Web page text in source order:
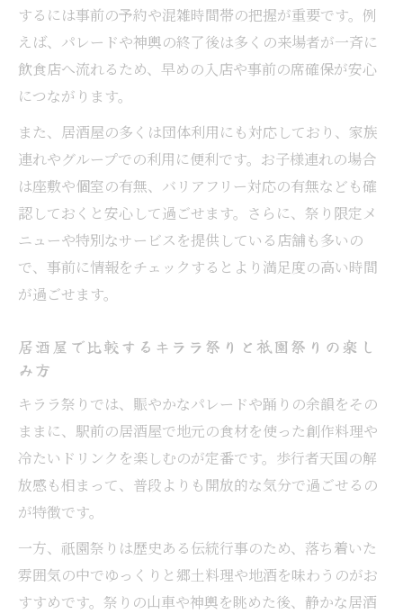
するには事前の予約や混雑時間帯の把握が重要です。例
えば、パレードや神輿の終了後は多くの来場者が一斉に
飲食店へ流れるため、早めの入店や事前の席確保が安心
につながります。
また、居酒屋の多くは団体利用にも対応しており、家族
連れやグループでの利用に便利です。お子様連れの場合
は座敷や個室の有無、バリアフリー対応の有無なども確
認しておくと安心して過ごせます。さらに、祭り限定メ
ニューや特別なサービスを提供している店舗も多いの
で、事前に情報をチェックするとより満足度の高い時間
が過ごせます。
居酒屋で比較するキララ祭りと祇園祭りの楽し
み方
キララ祭りでは、賑やかなパレードや踊りの余韻をその
ままに、駅前の居酒屋で地元の食材を使った創作料理や
冷たいドリンクを楽しむのが定番です。歩行者天国の解
放感も相まって、普段よりも開放的な気分で過ごせるの
が特徴です。
一方、祇園祭りは歴史ある伝統行事のため、落ち着いた
雰囲気の中でゆっくりと郷土料理や地酒を味わうのがお
すすめです。祭りの山車や神輿を眺めた後、静かな居酒